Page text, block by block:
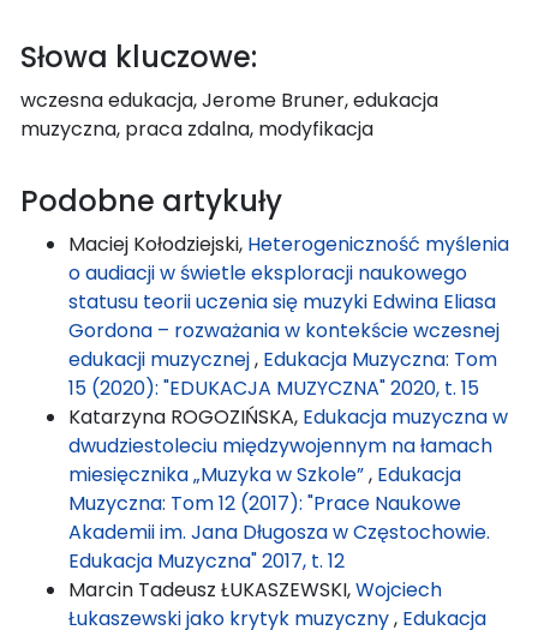
Słowa kluczowe:
wczesna edukacja, Jerome Bruner, edukacja
muzyczna, praca zdalna, modyfikacja
Podobne artykuły
Maciej Kołodziejski, Heterogeniczność myślenia
o audiacji w świetle eksploracji naukowego
statusu teorii uczenia się muzyki Edwina Eliasa
Gordona – rozważania w kontekście wczesnej
edukacji muzycznej, Edukacja Muzyczna: Tom
15 (2020): "EDUKACJA MUZYCZNA" 2020, t. 15
Katarzyna ROGOZIŃSKA, Edukacja muzyczna w
dwudziestoleciu międzywojennym na łamach
miesięcznika „Muzyka w Szkole”, Edukacja
Muzyczna: Tom 12 (2017): "Prace Naukowe
Akademii im. Jana Długosza w Częstochowie.
Edukacja Muzyczna" 2017, t. 12
Marcin Tadeusz ŁUKASZEWSKI,Wojciech
Łukaszewski jako krytyk muzyczny, Edukacja